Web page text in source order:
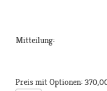
Mitteilung:
Preis mit Optionen: